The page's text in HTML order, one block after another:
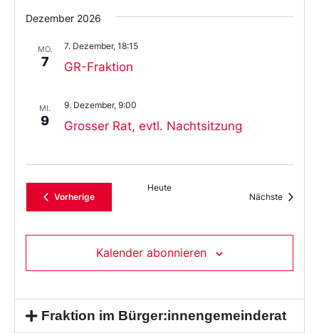
Dezember 2026
MO.
7 GR-Fraktion
7. Dezember, 18:15
MI.
9 Grosser Rat, evtl. Nachtsitzung
9. Dezember, 9:00
VorherigeVeranstaltungen
Heute
Nächste
Kalender abonnieren
Fraktion im Bürger:innengemeinderat